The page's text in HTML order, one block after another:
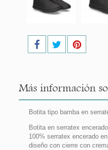
Más información
Botita tipo bamba en
Botita en serratex
100% serratex encerado
diseño con cierre con